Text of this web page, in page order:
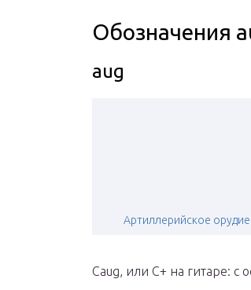
Обозначения
aug
Артиллерийское орудие
Caug, или С+ на гитаре: с